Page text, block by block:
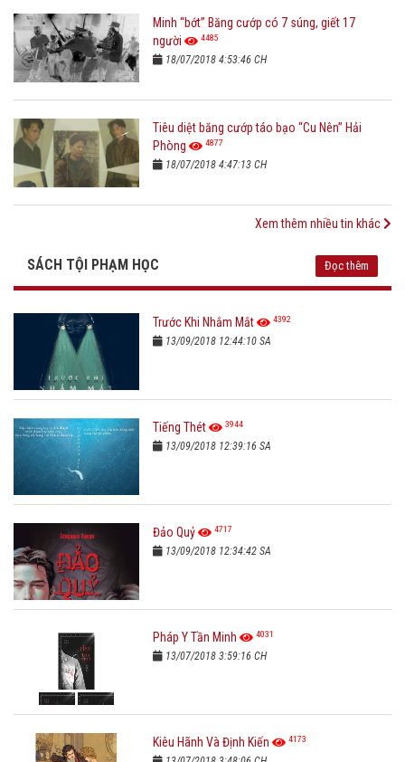
Minh “bớt” Băng cướp có 7 súng, giết 17
người
4485
18/07/2018 4:53:46 CH
Tiêu diệt băng cướp táo bạo “Cu Nên” Hải
Phòng
4877
18/07/2018 4:47:13 CH
Xem thêm nhiều tin khác
SÁCH TỘI PHẠM HỌC Đọc thêm
Trước Khi Nhắm Mắt 4392
13/09/2018 12:44:10 SA
Tiếng Thét 3944
13/09/2018 12:39:16 SA
Đảo Quỷ 4717
13/09/2018 12:34:42 SA
Pháp Y Tần Minh 4031
13/07/2018 3:59:16 CH
Kiêu Hãnh Và Định Kiến 4173